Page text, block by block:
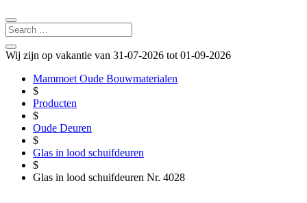
Wij zijn op vakantie van 31-07-2026 tot 01-09-2026
Mammoet Oude Bouwmaterialen
$
Producten
$
Oude Deuren
$
Glas in lood schuifdeuren
$
Glas in lood schuifdeuren Nr. 4028